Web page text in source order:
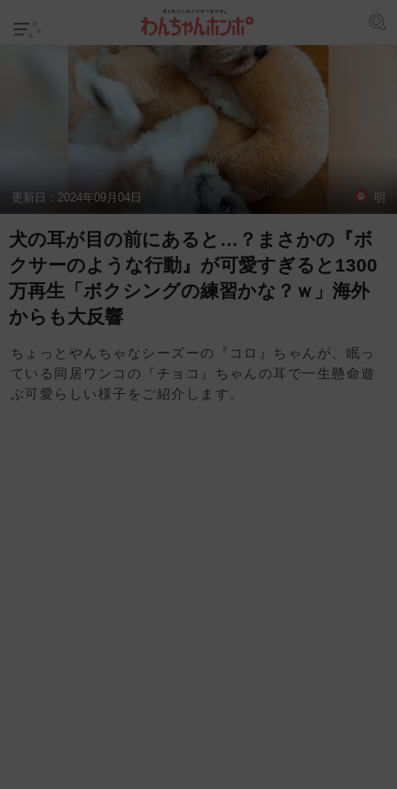
更新日： 2024年09月04日 明
犬の耳が目の前にあると…？まさかの『ボ
クサーのような行動』が可愛すぎると1300
万再生「ボクシングの練習かな？ｗ」海外
からも大反響
ちょっとやんちゃなシーズーの『コロ』ちゃんが、眠っ
ている同居ワンコの『チョコ』ちゃんの耳で一生懸命遊
ぶ可愛らしい様子をご紹介します。